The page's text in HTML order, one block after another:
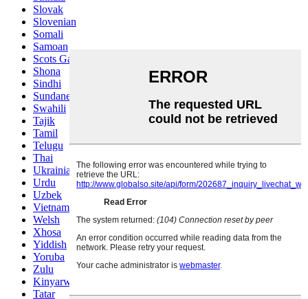
Slovak
Slovenian
Somali
Samoan
Scots Gaelic
Shona
Sindhi
Sundanese
Swahili
Tajik
Tamil
Telugu
Thai
Ukrainian
Urdu
Uzbek
Vietnamese
Welsh
Xhosa
Yiddish
Yoruba
Zulu
Kinyarwanda
Tatar